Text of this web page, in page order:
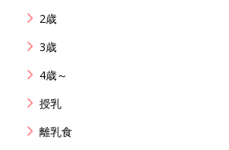
2歳
3歳
4歳～
授乳
離乳食